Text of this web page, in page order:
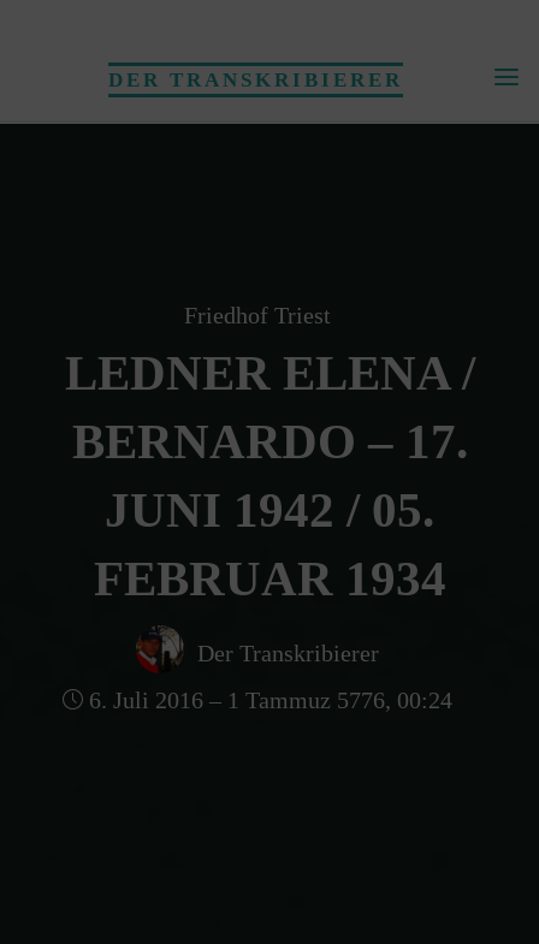
DER TRANSKRIBIERER
Friedhof Triest
LEDNER ELENA /
BERNARDO – 17.
JUNI 1942 / 05.
FEBRUAR 1934
Der Transkribierer
6. Juli 2016 – 1 Tammuz 5776, 00:24